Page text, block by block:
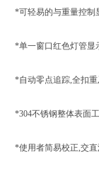
*可轻易的与重量控制显
*单一窗口红色灯管显示
*自动零点追踪,全扣重
*304不锈钢整体表面工
*使用者简易校正,交直